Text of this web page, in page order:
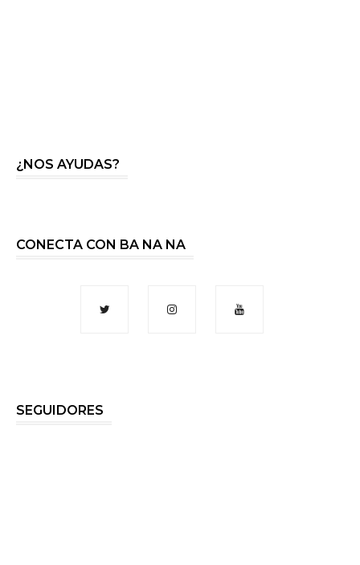
¿NOS AYUDAS?
CONECTA CON BA NA NA
SEGUIDORES